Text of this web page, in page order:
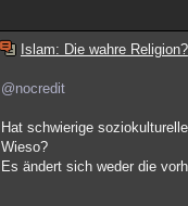
Islam: Die wahre Religion?
@nocredit
Hat schwierige
Wieso?
Es ändert sich weder die